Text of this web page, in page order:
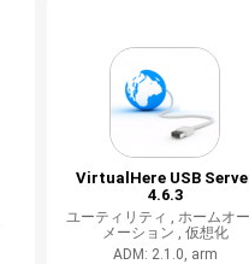
VirtualHere USB
4.6.3
ユーティリティ , ホームオ
メーション , 仮想化
ADM: 2.1.0, arm